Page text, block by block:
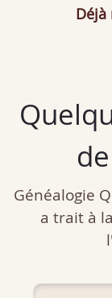
Déjà
Généalogie
a trait à